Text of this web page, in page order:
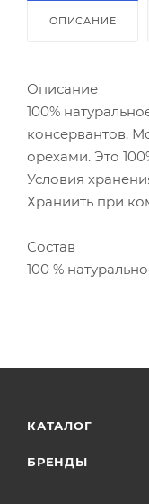
ОПИСАНИЕ
Описание
100%
консервантов.
орехами. Это
Условия
Храниить при
Состав
100 %
КАТАЛОГ
БРЕНДЫ